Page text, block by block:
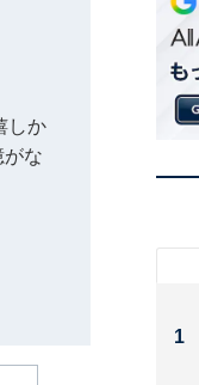
しか
な
1